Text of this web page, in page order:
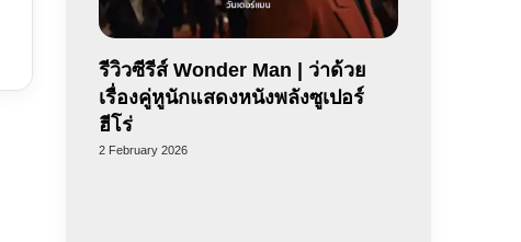
รีวิวซีรีส์ Wonder Man | ว่าด้วย
เรื่องคู่หูนักแสดงหนังพลังซูเปอร์
ฮีโร่
2 February 2026